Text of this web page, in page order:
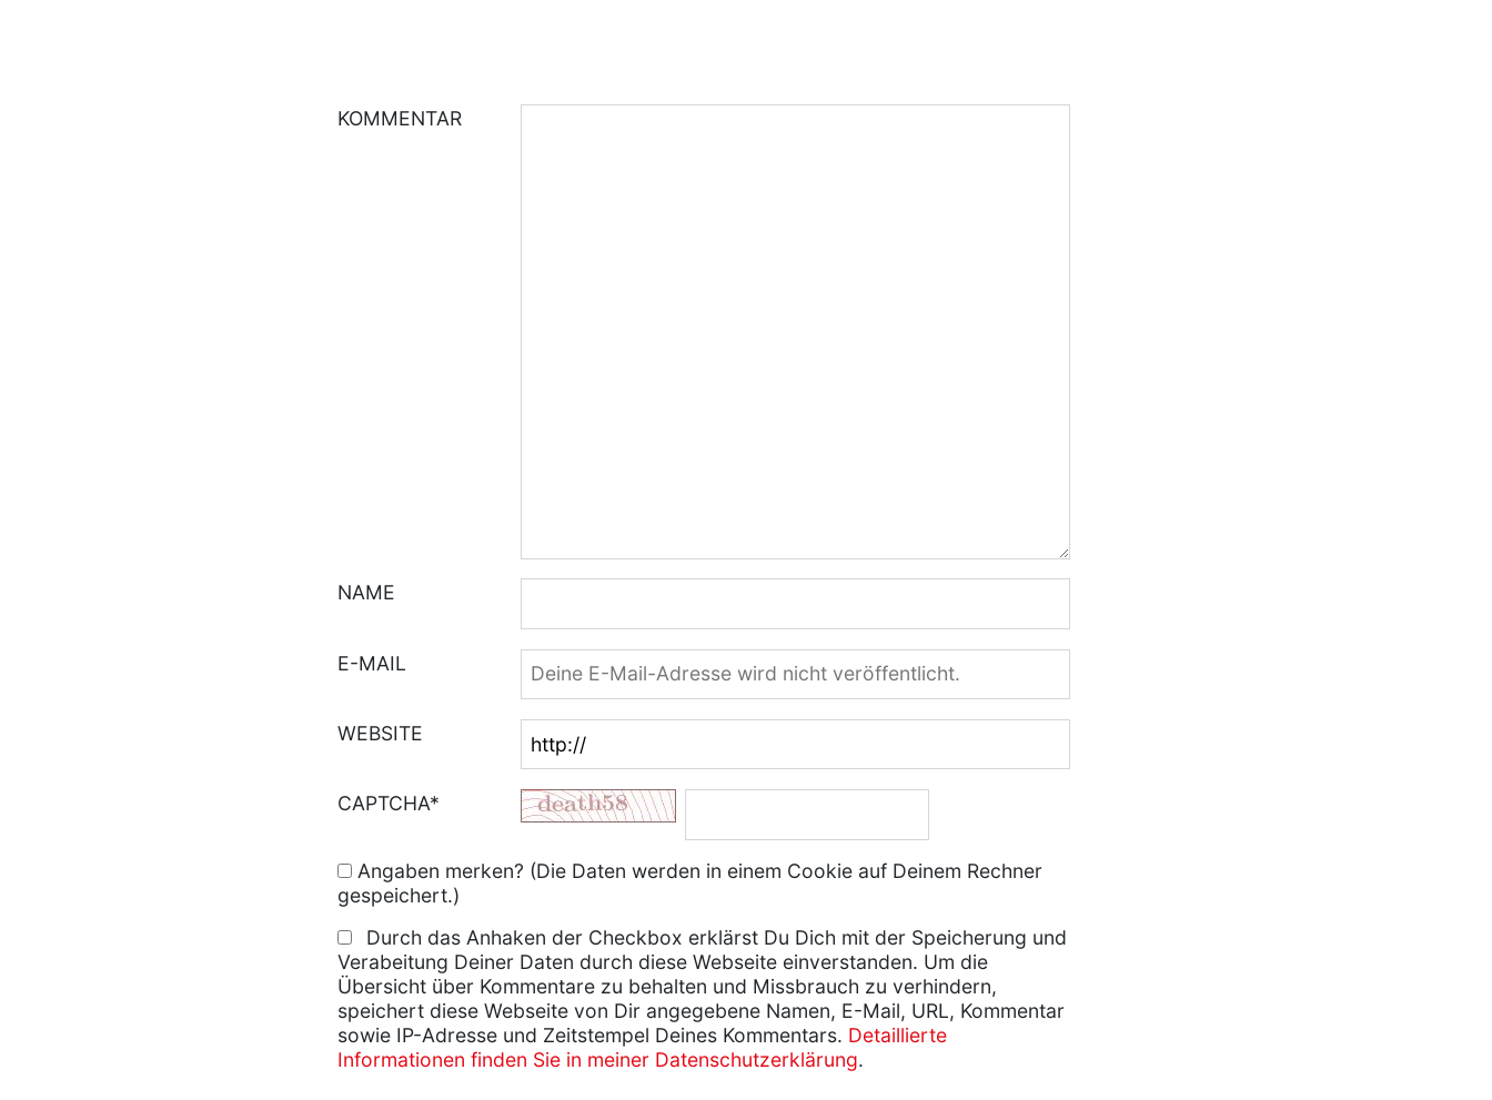
KOMMENTAR
NAME
E-MAIL
WEBSITE
CAPTCHA*
Angaben merken? (Die Daten werden in einem Cookie auf Deinem Rechner
gespeichert.)
Durch das Anhaken der Checkbox erklärst Du Dich mit der Speicherung und
Verabeitung Deiner Daten durch diese Webseite einverstanden. Um die
Übersicht über Kommentare zu behalten und Missbrauch zu verhindern,
speichert diese Webseite von Dir angegebene Namen, E-Mail, URL, Kommentar
sowie IP-Adresse und Zeitstempel Deines Kommentars. Detaillierte
Informationen finden Sie in meiner Datenschutzerklärung.